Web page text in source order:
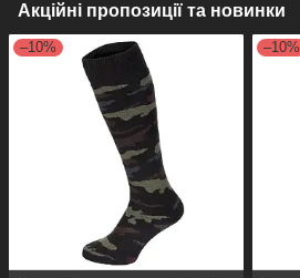
Акційні пропозиції та новинки
–10% –10%